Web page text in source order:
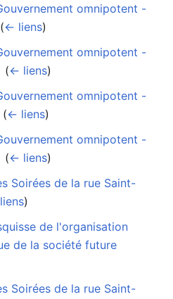
omnipotent -
(← liens)
omnipotent -
(← liens)
omnipotent -
(← liens)
omnipotent -
(← liens)
Soirées de la rue Saint-
)
de l'organisation
de la société future
Soirées de la rue Saint-